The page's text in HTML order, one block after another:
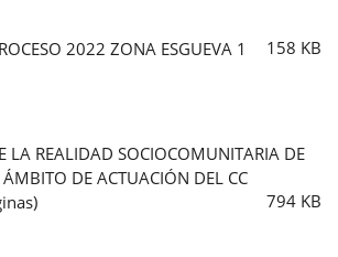
2022 ZONA ESGUEVA 1 158 KB
LA REALIDAD SOCIOCOMUNITARIA DE
DE ACTUACIÓN DEL CC
794 KB